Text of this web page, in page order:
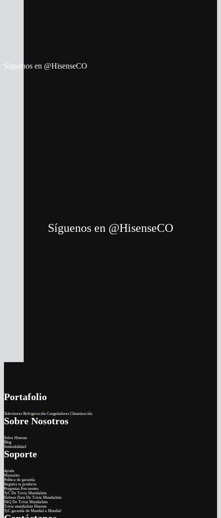
Síguenos en @HisenseCO
Síguenos en @HisenseCO
Portafolio
Televisores Refrigeración Congeladores Climatización
Sobre Nosotros
Sobre Hisense
Blog
Sostenibilidad
Soporte
Ayuda
Manuales
Política de garantía
Registra tu producto
Preguntas Frecuentes
TyC De Trivia Mundialista
Habeas Data De Trivia Mundialista
FAQ De Trivia Mundialista
Trivia mundialista Hisense
TyC garantía de Mundial a Mundial